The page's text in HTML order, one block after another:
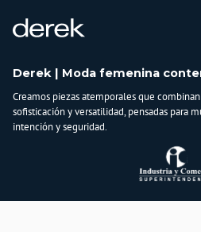
Derek | Moda femenina
Creamos piezas atemporales que
sofisticación y versatilidad, pensadas para
intención y seguridad.